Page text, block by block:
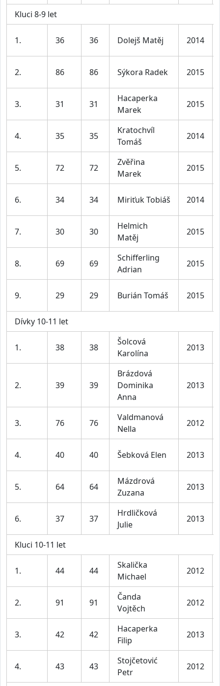
Kluci 8-9 let
1. 36 36 Dolejš Matěj 2014
2. 86 86 Sýkora Radek 2015
3. 31 31
Hacaperka
Marek
2015
4. 35 35
Kratochvíl
Tomáš
2014
5. 72 72
Zvěřina
Marek
2015
6. 34 34 Miriťuk Tobiáš 2014
7. 30 30
Helmich
Matěj
2015
8. 69 69
Schifferling
Adrian
2015
9. 29 29 Burián Tomáš 2015
Dívky 10-11 let
1. 38 38
Šolcová
Karolína
2013
2. 39 39
Brázdová
Dominika
Anna
2013
3. 76 76
Valdmanová
Nella
2012
4. 40 40 Šebková Elen 2013
5. 64 64
Mázdrová
Zuzana
2013
6. 37 37
Hrdličková
Julie
2013
Kluci 10-11 let
1. 44 44
Skalička
Michael
2012
2. 91 91
Čanda
Vojtěch
2012
3. 42 42
Hacaperka
Filip
2013
4. 43 43
Stojčetović
Petr
2012